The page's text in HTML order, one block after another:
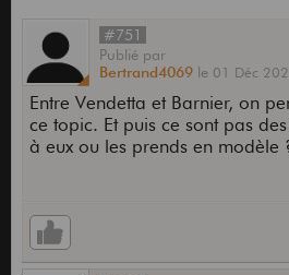
#751
Publié par
Bertrand4069 le 01 Déc
Entre Vendetta et Barnier, on
ce topic. Et puis ce sont pas
à eux ou les prends en modèle